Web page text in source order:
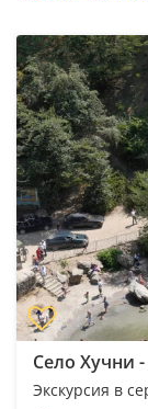
Село Хучни -
Экскурсия в